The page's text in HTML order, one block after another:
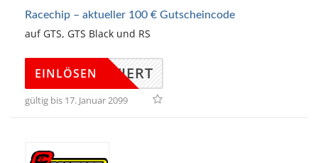
Racechip – aktueller 100 € Gutscheincode
auf GTS, GTS Black und RS
KTIVIERT
EINLÖSEN
gültig bis 17. Januar 2099